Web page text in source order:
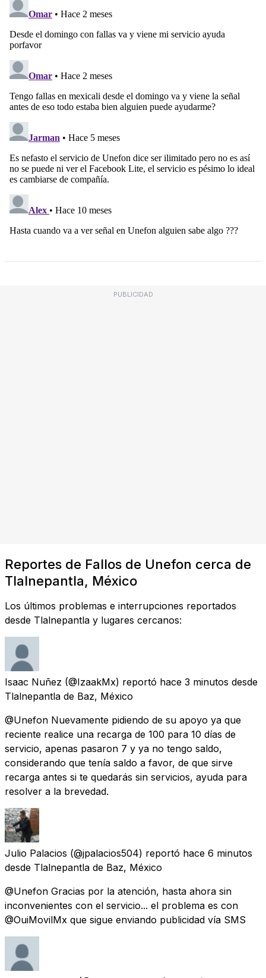
PUBLICIDAD
Reportes de Fallos de Unefon cerca de
Tlalnepantla, México
Los últimos problemas e interrupciones reportados
desde Tlalnepantla y lugares cercanos:
Isaac Nuñez (@IzaakMx) reportó hace 3 minutos desde
Tlalnepantla de Baz, México
@Unefon Nuevamente pidiendo de su apoyo ya que
reciente realice una recarga de 100 para 10 días de
servicio, apenas pasaron 7 y ya no tengo saldo,
considerando que tenía saldo a favor, de que sirve
recarga antes si te quedarás sin servicios, ayuda para
resolver a la brevedad.
Julio Palacios (@jpalacios504) reportó hace 6 minutos
desde Tlalnepantla de Baz, México
@Unefon Gracias por la atención, hasta ahora sin
inconvenientes con el servicio... el problema es con
@OuiMovilMx que sigue enviando publicidad vía SMS